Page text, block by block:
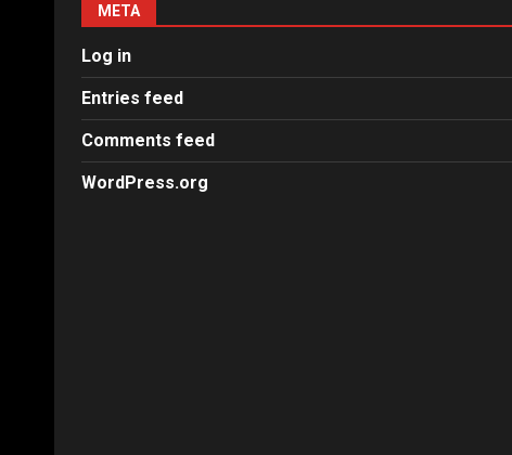
META
Log in
Entries feed
Comments feed
WordPress.org